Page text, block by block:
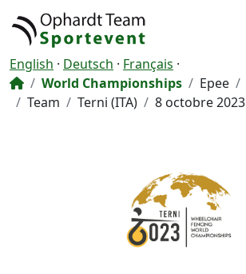
English · Deutsch · Français ·
World Championships
Epee
Team
Terni (ITA) 8 octobre 2023